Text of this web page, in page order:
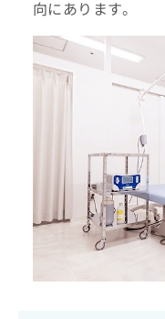
向にあります。